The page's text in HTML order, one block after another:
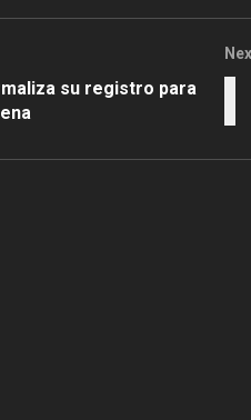
su registro para